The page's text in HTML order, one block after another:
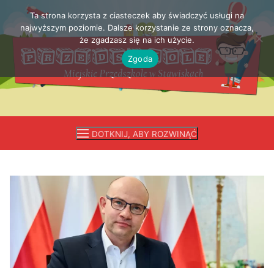
Przejdź
treści
DOTKNIJ, ABY ROZWINĄĆ
Ta strona korzysta z ciasteczek aby świadczyć usługi na
najwyższym poziomie. Dalsze korzystanie ze strony oznacza,
że zgadzasz się na ich użycie.
Zgoda